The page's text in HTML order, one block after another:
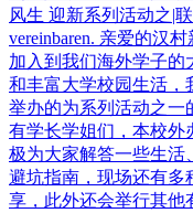
风生 迎新系列活动之|联
vereinbaren. 亲爱的汉
加入到我们海外学子的
和丰富大学校园生活，
举办的为系列活动之一
有学长学姐们，本校外
极为大家解答一些生活
避坑指南，现场还有多
享，此外还会举行其他